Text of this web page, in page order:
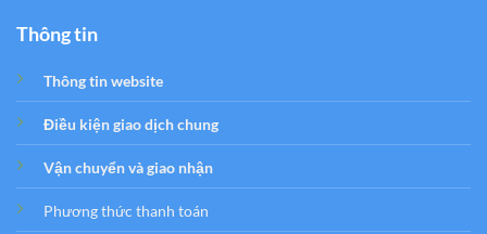
Thông tin
Thông tin website
Điều kiện giao dịch chung
Vận chuyển và giao nhận
Phương thức thanh toán